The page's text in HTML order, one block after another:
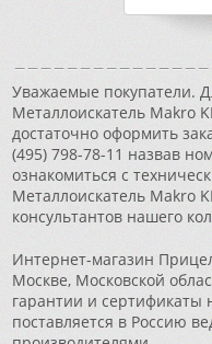
Уважаемые покупатели.
Металлоискатель Makro
достаточно оформить
(495) 798-78-11 назвав
ознакомиться с
Металлоискатель Makro
консультантов нашего
Интернет-магазин
Москве, Московской
гарантии и сертификаты
поставляется в Россию